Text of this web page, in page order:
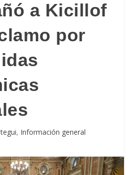
a Kicillof
por
, Información general